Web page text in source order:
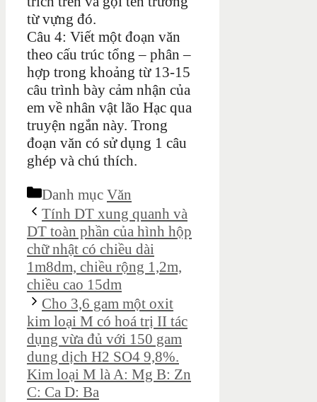
từ vựng đó.
Câu 4: Viết một đoạn văn
theo cấu trúc tổng – phân –
hợp trong khoảng từ 13-15
câu trình bày cảm nhận của
em về nhân vật lão Hạc qua
truyện ngắn này. Trong
đoạn văn có sử dụng 1 câu
ghép và chú thích.
Danh mục Văn
Tính DT xung quanh và
DT toàn phần của hình hộp
chữ nhật có chiều dài
1m8dm, chiều rộng 1,2m,
chiều cao 15dm
Cho 3,6 gam một oxit
kim loại M có hoá trị II tác
dụng vừa đủ với 150 gam
dung dịch H2 SO4 9,8%.
Kim loại M là A: Mg B: Zn
C: Ca D: Ba